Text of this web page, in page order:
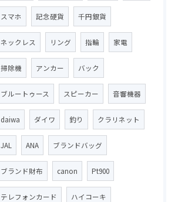
スマホ 記念硬貨 千円銀貨
ネックレス リング 指輪 家電
掃除機 アンカー バック
ブルートゥース スピーカー 音響機器
daiwa ダイワ 釣り クラリネット
JAL ANA ブランドバッグ
ブランド財布 canon Pt900
テレフォンカード ハイコーキ